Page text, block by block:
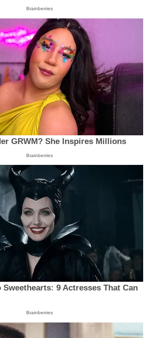
Brainberries
GRWM? She Inspires Millions
Brainberries
Sweethearts: 9 Actresses That Can
Brainberries